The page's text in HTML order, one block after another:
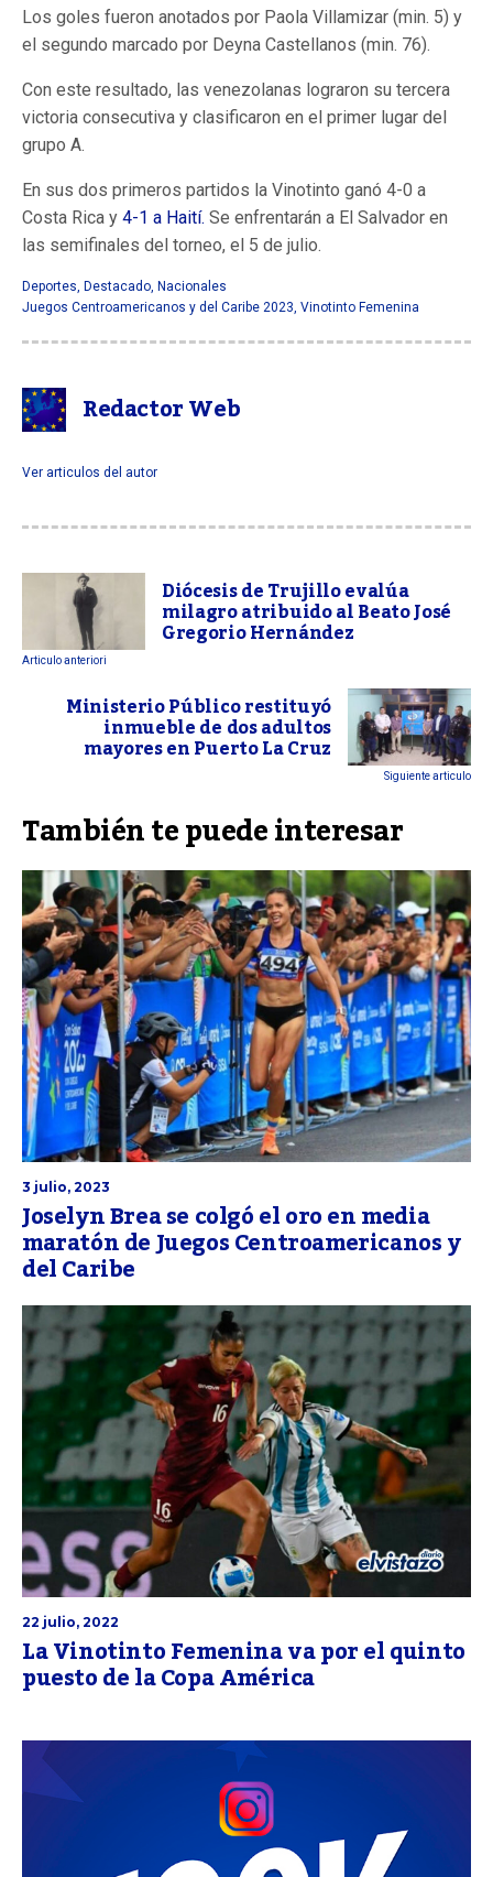
Los goles fueron anotados por Paola Villamizar (min. 5) y
el segundo marcado por Deyna Castellanos (min. 76).
Con este resultado, las venezolanas lograron su tercera
victoria consecutiva y clasificaron en el primer lugar del
grupo A.
En sus dos primeros partidos la Vinotinto ganó 4-0 a
Costa Rica y 4-1 a Haití. Se enfrentarán a El Salvador en
las semifinales del torneo, el 5 de julio.
Deportes, Destacado, Nacionales
Juegos Centroamericanos y del Caribe 2023, Vinotinto Femenina
Redactor Web
Ver articulos del autor
Diócesis de Trujillo evalúa
milagro atribuido al Beato José
Gregorio Hernández
Articulo anteriori
Ministerio Público restituyó
inmueble de dos adultos
mayores en Puerto La Cruz
Siguiente articulo
También te puede interesar
3 julio, 2023
Joselyn Brea se colgó el oro en media
maratón de Juegos Centroamericanos y
del Caribe
22 julio, 2022
La Vinotinto Femenina va por el quinto
puesto de la Copa América